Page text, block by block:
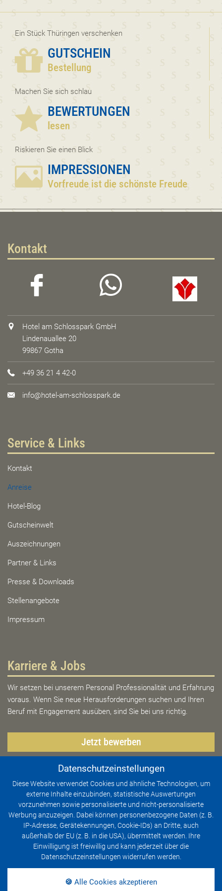
Datenschutzeinstellungen
Diese Website verwendet Cookies und ähnliche Technologien, um
externe Inhalte einzubinden, statistische Auswertungen
vorzunehmen sowie personalisierte und nicht-personalisierte
Werbung anzuzeigen. Dabei können personenbezogene Daten (z. B.
IP-Adresse, Gerätekennungen, Cookie-IDs) an Dritte, auch
außerhalb der EU (z. B. in die USA), übermittelt werden. Ihre
Einwilligung ist freiwillig und kann jederzeit über die
Datenschutzeinstellungen widerrufen werden.
🍪 Alle Cookies akzeptieren
Ein Stück Thüringen verschenken
GUTSCHEIN
Bestellung
Machen Sie sich schlau
BEWERTUNGEN
lesen
Riskieren Sie einen Blick
IMPRESSIONEN
Vorfreude ist die schönste Freude
Kontakt
Hotel am Schlosspark GmbH
Lindenauallee 20
99867 Gotha
+49 36 21 4 42-0
info@hotel-am-schlosspark.de
Service & Links
Kontakt
Anreise
Hotel-Blog
Gutscheinwelt
Auszeichnungen
Partner & Links
Presse & Downloads
Stellenangebote
Impressum
Karriere & Jobs
Wir setzen bei unserem Personal Professionalität und Erfahrung
voraus. Wenn Sie neue Herausforderungen suchen und Ihren
Beruf mit Engagement ausüben, sind Sie bei uns richtig.
Jetzt bewerben
Thüringen erleben
Thüringen ist vielfältig und spannend! Ob Wander- oder
Aktivurlaub, Städte- und Kulturreisen, Wellnessurlaub oder
barrierefreies Reisen - Thüringen hat alles zu bieten und das in
kurzer Entfernung.
Mehr erfahren